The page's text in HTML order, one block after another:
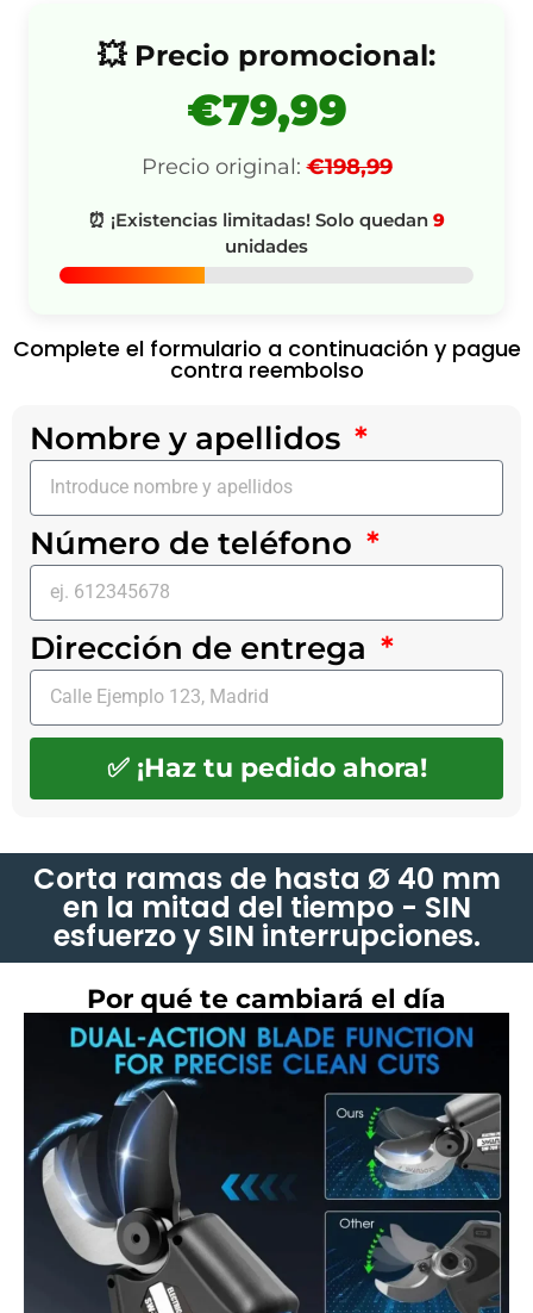
💥 Precio promocional:
€79,99
Precio original: €198,99
⏰ ¡Existencias limitadas! Solo quedan 9
unidades
Complete el formulario a continuación y pague
contra reembolso
Nombre y apellidos
Número de teléfono
Dirección de entrega
✅ ¡Haz tu pedido ahora!
Corta ramas de hasta Ø 40 mm
en la mitad del tiempo - SIN
esfuerzo y SIN interrupciones.
Por qué te cambiará el día